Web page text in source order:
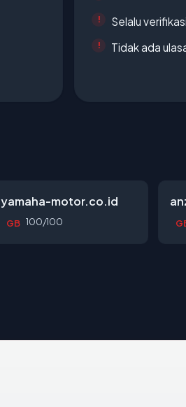
Selalu
Tidak ada
yamaha-motor.co.id
GB 100/100